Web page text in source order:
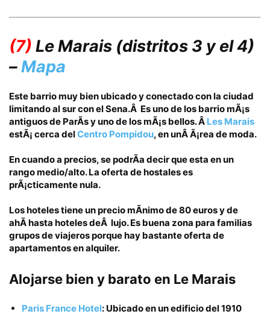
(7) Le Marais (distritos 3 y el 4)
–Mapa
Este barrio muy bien ubicado y conectado con la ciudad
limitando al sur con elSena.Â Es uno de los barrio mÃ¡s
antiguos de ParÃ­s y uno de los mÃ¡s bellos. Â Les Marais
estÃ¡ cerca delCentro Pompidou, en unÂ Ã¡rea de moda.
En cuando a precios, se podrÃ­a decir que esta en un
rango medio/alto.La oferta de hostales es
prÃ¡cticamente nula.
Los hoteles tiene un precio mÃ­nimo de 80 eurosy de
ahÃ­ hasta hoteles deÂ lujo. Es buena zona para familias
grupos de viajeros porque hay bastanteoferta de
apartamentos en alquiler.
Alojarse bien y barato en Le Marais
Paris France Hotel: Ubicado en un edificio del 1910